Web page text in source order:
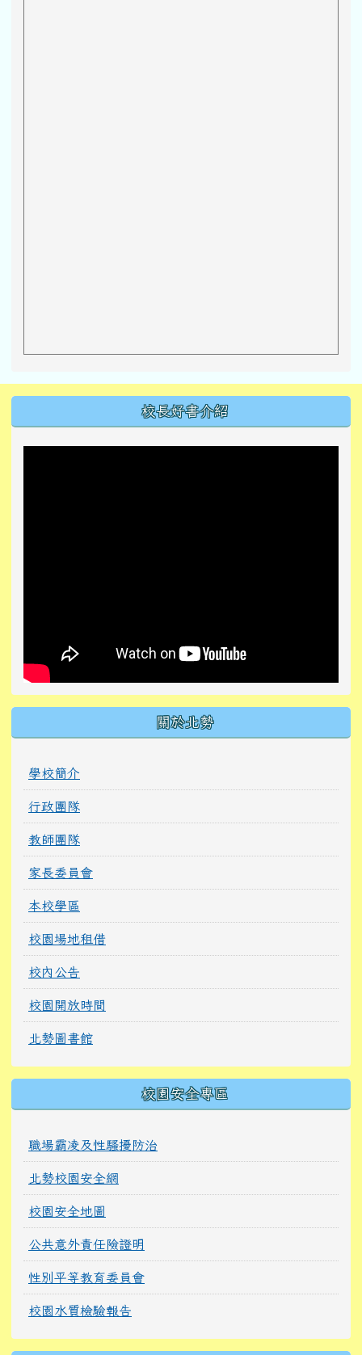
校長好書介紹
關於北勢
學校簡介
行政團隊
教師團隊
家長委員會
本校學區
校園場地租借
校內公告
校園開放時間
北勢圖書館
校園安全專區
職場霸凌及性騷擾防治
北勢校園安全網
校園安全地圖
公共意外責任險證明
性別平等教育委員會
校園水質檢驗報告